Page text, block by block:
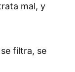
mal, y
filtra, se